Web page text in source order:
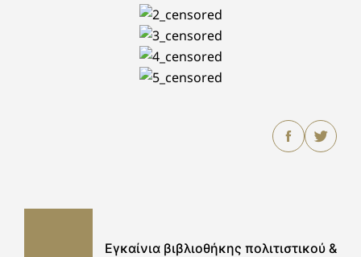
Εγκαίνια βιβλιοθήκης πολιτιστικού &